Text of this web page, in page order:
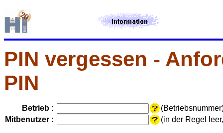
PIN vergessen -
PIN
Betrieb :
Mitbenutzer :
(in der Regel